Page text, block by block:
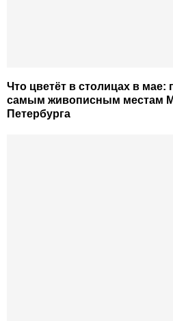
Что цветёт в столицах в мае:
самым живописным местам
Петербурга